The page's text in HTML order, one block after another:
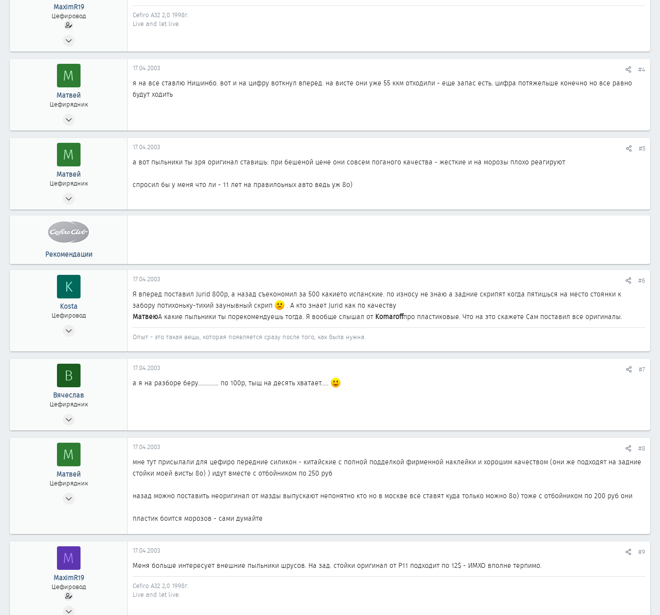
MaximR19
Цефировод
868
Cefiro A32 2,0 1998г.
Live and let live.
М
Матвей
Цефирядник
163
17.04.2003 #4
я на все ставлю Нишинбо. вот и на цифру воткнул вперед. на висте они уже 55 ккм отходили - еще запас есть. цифра потяжельше конечно но все равно
будут ходить
М
Матвей
Цефирядник
163
17.04.2003 #5
а вот пыльники ты зря оригинал ставишь: при бешеной цене они совсем поганого качества - жесткие и на морозы плохо реагируют
спросил бы у меня что ли - 11 лет на правилоьных авто ведь уж 8о)
Рекомендации
K
Kosta
Цефировод
0
17.04.2003 #6
Я вперед поставил Jurid 800р, а назад съекономил за 500 какието испанские. по износу не знаю а задние скрипят когда пятишься на место стоянки к
забору потихоньку-тихий заунывный скрип
. А кто знает Jurid как по качеству
МатвеюА какие пыльники ты порекомендуешь тогда. Я вообще слышал от Komaroffпро пластиковые. Что на это скажете Сам поставил все оригиналы.
Опыт - это такая вещь, которая появляется сразу после того, как была нужна.
В
Вячеслав
Цефирядник
114
17.04.2003 #7
а я на разборе беру.............. по 100р, тыщ на десять хватает.....
М
Матвей
Цефирядник
61
17.04.2003 #8
мне тут присылали для цефиро передние силикон - китайские с полной подделкой фирменной наклейки и хорошим качеством (они же подходят на задние
стойки моей висты 8о) ) идут вместе с отбойником по 250 руб
назад можно поставить неоригинал от мазды выпускают непонятно кто но в москве все ставят куда только можно 8о) тоже с отбойником по 200 руб они
пластик боится морозов - сами думайте
M
MaximR19
Цефировод
17.04.2003 #9
Меня больше интересует внешние пыльники шрусов. На зад. стойки оригинал от P11 подходит по 12$ - ИМХО вполне терпимо.
Cefiro A32 2,0 1998г.
Live and let live.